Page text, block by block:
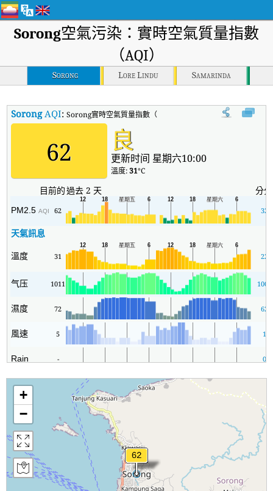
Sorong空氣污染：實時空氣質量指數
（AQI）
Sorong Lore Lindu Samarinda
SorongAQI:Sorong實時空氣質量指數（AQI）。
62 良
更新时间 星期六10:00
溫度:31°C
目前的過去 2 天 分
PM2.5AQI 62 32
天氣訊息
溫度 31 22
气压 1011 1008
濕度 72 62
風速 5 1
Rain - 0
+
−